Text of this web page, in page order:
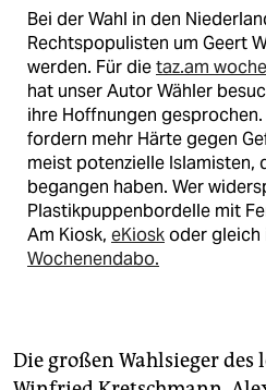
Bei der Wahl in den
Rechtspopulisten um Geert
werden. Für dietaz.am
hat unser Autor Wähler
ihre Hoffnungen
fordern mehr Härte gegen
meist potenzielle Islamisten,
begangen haben. Wer
Plastikpuppenbordelle mit
Am Kiosk, eKioskoder gleich
Wochenendabo.
Die großen Wahlsieger des